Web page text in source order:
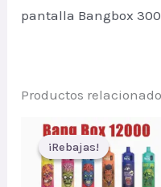
pantalla Bangbox
Productos
¡Rebajas!
¡Rebajas!